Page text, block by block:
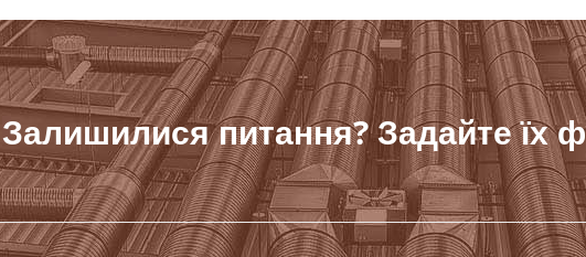
Залишилися питання? Задайте їх